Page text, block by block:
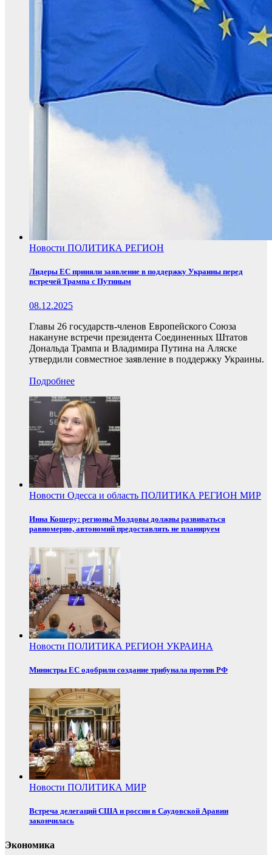
Новости ПОЛИТИКА РЕГИОН
Лидеры ЕС приняли заявление в поддержку Украины перед
встречей Трампа с Путиным
08.12.2025
Главы 26 государств-членов Европейского Союза
накануне встречи президента Соединенных Штатов
Дональда Трампа и Владимира Путина на Аляске
утвердили совместное заявление в поддержку Украины.
Подробнее
Новости Одесса и область ПОЛИТИКА РЕГИОН МИР
Инна Кошеру: регионы Молдовы должны развиваться
равномерно, автономий предоставлять не планируем
Новости ПОЛИТИКА РЕГИОН УКРАИНА
Министры ЕС одобрили создание трибунала против РФ
Новости ПОЛИТИКА МИР
Встреча делегаций США и россии в Саудовской Аравии
закончилась
Экономика